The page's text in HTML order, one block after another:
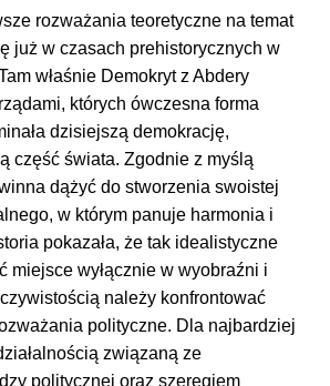
rozważania teoretyczne na temat
już w czasach prehistorycznych w
właśnie Demokryt z Abdery
których ówczesna forma
dzisiejszą demokrację,
część świata. Zgodnie z myślą
dążyć do stworzenia swoistej
w którym panuje harmonia i
pokazała, że tak idealistyczne
miejsce wyłącznie w wyobraźni i
należy konfrontować
polityczne. Dla najbardziej
związaną ze
politycznej oraz szeregiem